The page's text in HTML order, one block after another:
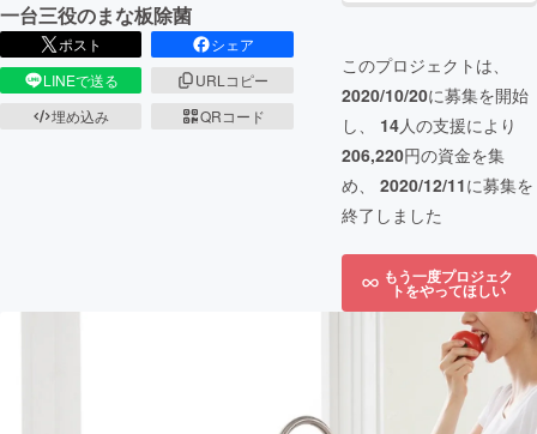
一台三役のまな板除菌
ポスト
シェア
LINEで送る
URLコピー
埋め込み
QRコード
このプロジェクトは、
2020/10/20に募集を開始
し、 14人の支援により
206,220円の資金を集
め、 2020/12/11に募集を
終了しました
もう一度プロジェク
トをやってほしい